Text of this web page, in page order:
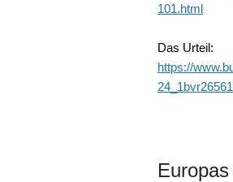
101.html
Das Urteil:
https://